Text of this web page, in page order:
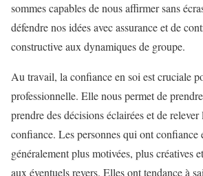
sommes capables de nous affirmer sans
défendre nos idées avec assurance et de
constructive aux dynamiques de groupe.
Au travail, la confiance en soi est cruciale
professionnelle. Elle nous permet de
prendre des décisions éclairées et de relever
confiance. Les personnes qui ont confiance
généralement plus motivées, plus créatives
aux éventuels revers. Elles ont tendance à